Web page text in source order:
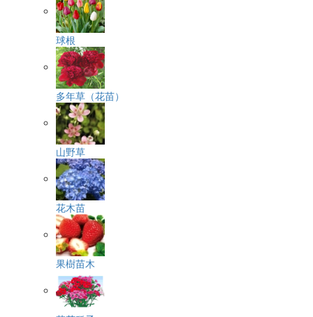
球根
多年草（花苗）
山野草
花木苗
果樹苗木